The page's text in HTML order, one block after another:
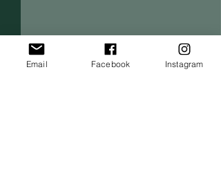
Email Facebook Instagram